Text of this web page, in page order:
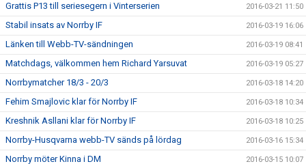
Grattis P13 till seriesegern i Vinterserien 2016-03-21 11:50
Stabil insats av Norrby IF 2016-03-19 16:06
Länken till Webb-TV-sändningen 2016-03-19 08:41
Matchdags, välkommen hem Richard Yarsuvat 2016-03-19 05:27
Norrbymatcher 18/3 - 20/3 2016-03-18 14:20
Fehim Smajlovic klar för Norrby IF 2016-03-18 10:34
Kreshnik Asllani klar för Norrby IF 2016-03-18 10:25
Norrby-Husqvarna webb-TV sänds på lördag 2016-03-16 15:34
Norrby möter Kinna i DM 2016-03-15 10:07